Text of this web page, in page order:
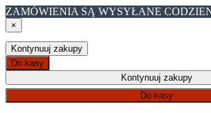
ZAMÓWIENIA SĄ WYSYŁANE
×
Kontynuuj zakupy
Do kasy
Kontynuuj zakupy
Do kasy